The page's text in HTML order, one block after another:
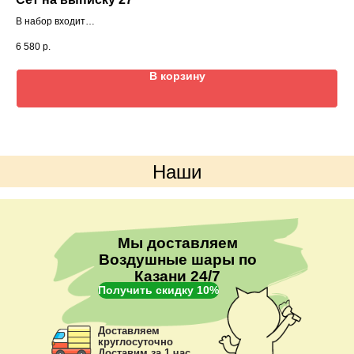
В набор входит
Звезда большая с индивидуальной надписью
6 580 р.
В корзину
Наши
преимущества
Мы доставляем
Воздушные шары по
Казани 24/7
Получить скидку 10%
Доставляем
круглосуточно